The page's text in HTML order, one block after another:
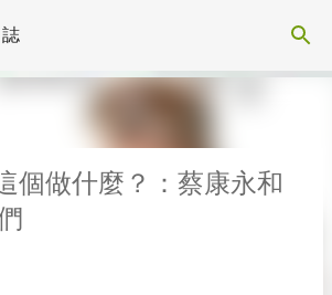
個做什麼？：蔡康永和